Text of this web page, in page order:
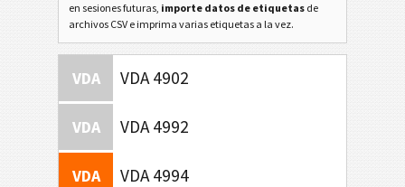
en sesiones futuras, importe datos de etiquetas de
archivos CSV e imprima varias etiquetas a la vez.
VDA VDA 4902
VDA VDA 4992
VDA VDA 4994